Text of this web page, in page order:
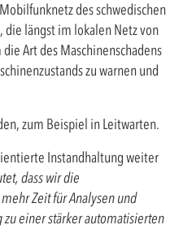
des schwedischen
die längst im lokalen Netz von
Art des Maschinenschadens
zu warnen und
zum Beispiel in Leitwarten.
Instandhaltung weiter
dass wir die
Zeit für Analysen und
zu einer stärker automatisierten